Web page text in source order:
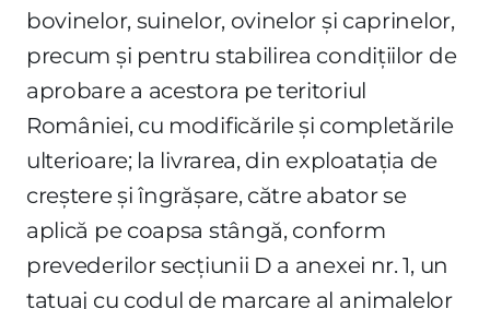
bovinelor, suinelor, ovinelor şi caprinelor,
precum şi pentru stabilirea condiţiilor de
aprobare a acestora pe teritoriul
României, cu modificările şi completările
ulterioare; la livrarea, din exploataţia de
creştere şi îngrăşare, către abator se
aplică pe coapsa stângă, conform
prevederilor secţiunii D a anexei nr. 1, un
tatuaj cu codul de marcare al animalelor